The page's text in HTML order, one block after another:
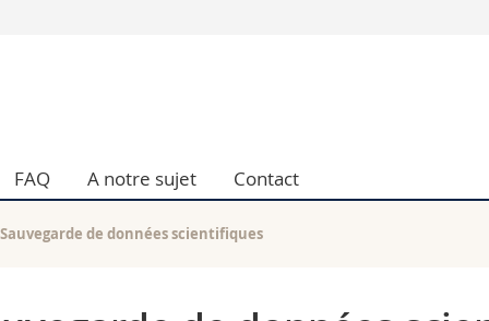
humaines
l'éducation et de la formation
médecine
FAQ A notre sujet Contact
Sauvegarde de données scientifiques